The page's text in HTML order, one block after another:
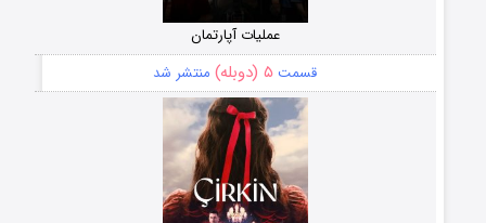
عملیات آپارتمان
قسمت ۵ (دوبله) منتشر شد